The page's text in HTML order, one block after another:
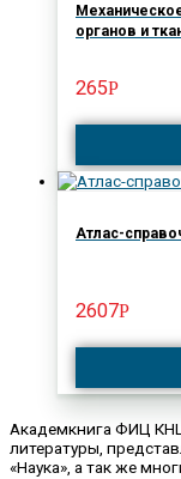
органов и
265Р
Атлас-
2607Р
Академкнига ФИЦ
литературы,
«Наука», а так же